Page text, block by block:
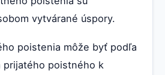
vytvárané úspory.
poistenia môže byť podľa
prijatého poistného k